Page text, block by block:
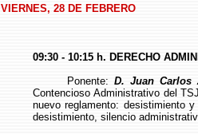
VIERNES, 28 DE FEBRERO
09:30 - 10:15 h. DERECHO
Ponente: D. Juan Carlos
Contencioso Administrativo del
nuevo reglamento: desistimiento
desistimiento, silencio